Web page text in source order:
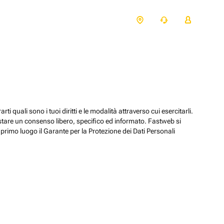
quali sono i tuoi diritti e le modalità attraverso cui esercitarli.
un consenso libero, specifico ed informato. Fastweb si
luogo il Garante per la Protezione dei Dati Personali